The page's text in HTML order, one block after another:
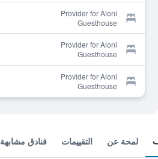
Provider for Aloni
Guesthouse
Provider for Aloni
Guesthouse
Provider for Aloni
Guesthouse
لمحة عن التقييمات فنادق مشابهة